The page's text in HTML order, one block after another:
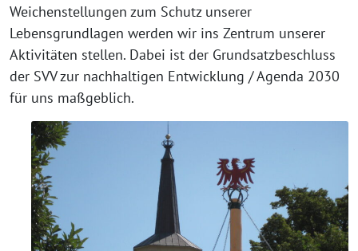
Weichenstellungen zum Schutz unserer
Lebensgrundlagen werden wir ins Zentrum unserer
Aktivitäten stellen. Dabei ist der Grundsatzbeschluss
der SVV zur nachhaltigen Entwicklung / Agenda 2030
für uns maßgeblich.